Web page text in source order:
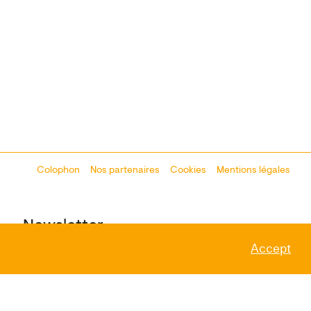
Accept
Newsletter
Colophon
Design:Marcel Kaczmarek, code:8080.studio
Nos partenaires Cookies Mentions légales